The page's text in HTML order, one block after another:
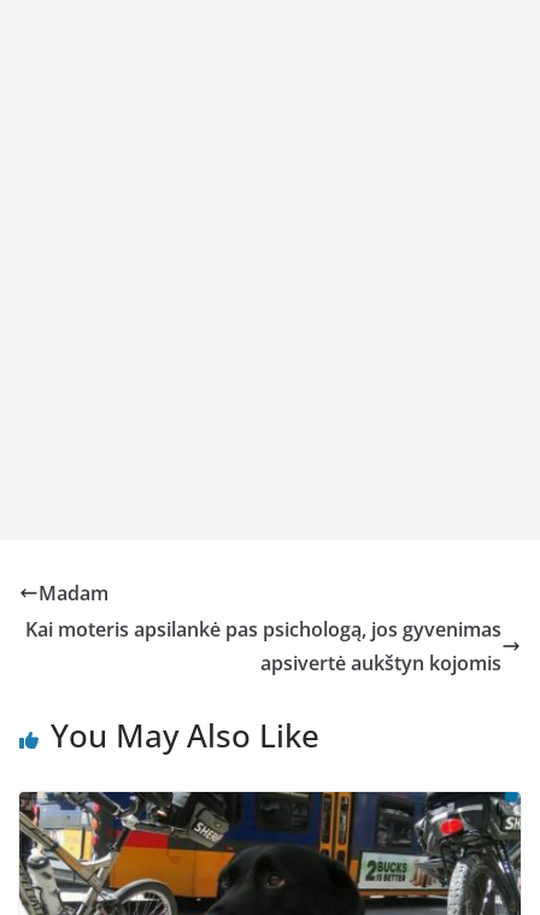
Madam
Kai moteris apsilankė pas psichologą, jos gyvenimas
apsivertė aukštyn kojomis
You May Also Like